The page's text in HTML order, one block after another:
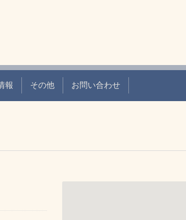
報 その他 お問い合わせ